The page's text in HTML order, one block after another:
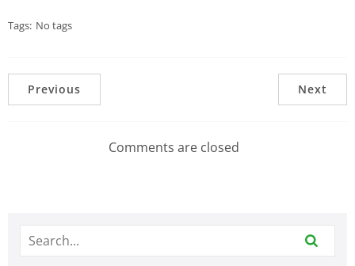
Tags: No tags
Previous Next
Comments are closed